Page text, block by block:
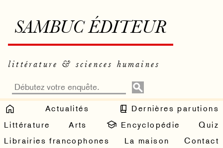
SAMBUC ÉDITEUR
littérature & sciences humaines
Actualités
Dernières parutions
Littérature
Arts Encyclopédie
Quiz
Librairies francophones
La maison Contact